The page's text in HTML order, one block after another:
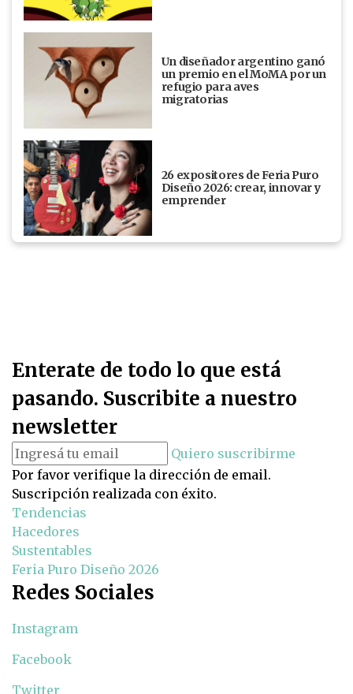
Un diseñador argentino ganó
un premio en el MoMA por un
refugio para aves
migratorias
26 expositores de Feria Puro
Diseño 2026: crear, innovar y
emprender
Enterate de todo lo que está
pasando. Suscribite a nuestro
newsletter
Quiero suscribirme
Por favor verifique la dirección de email.
Suscripción realizada con éxito.
Tendencias
Hacedores
Sustentables
Feria Puro Diseño 2026
Redes Sociales
Instagram
Facebook
Twitter